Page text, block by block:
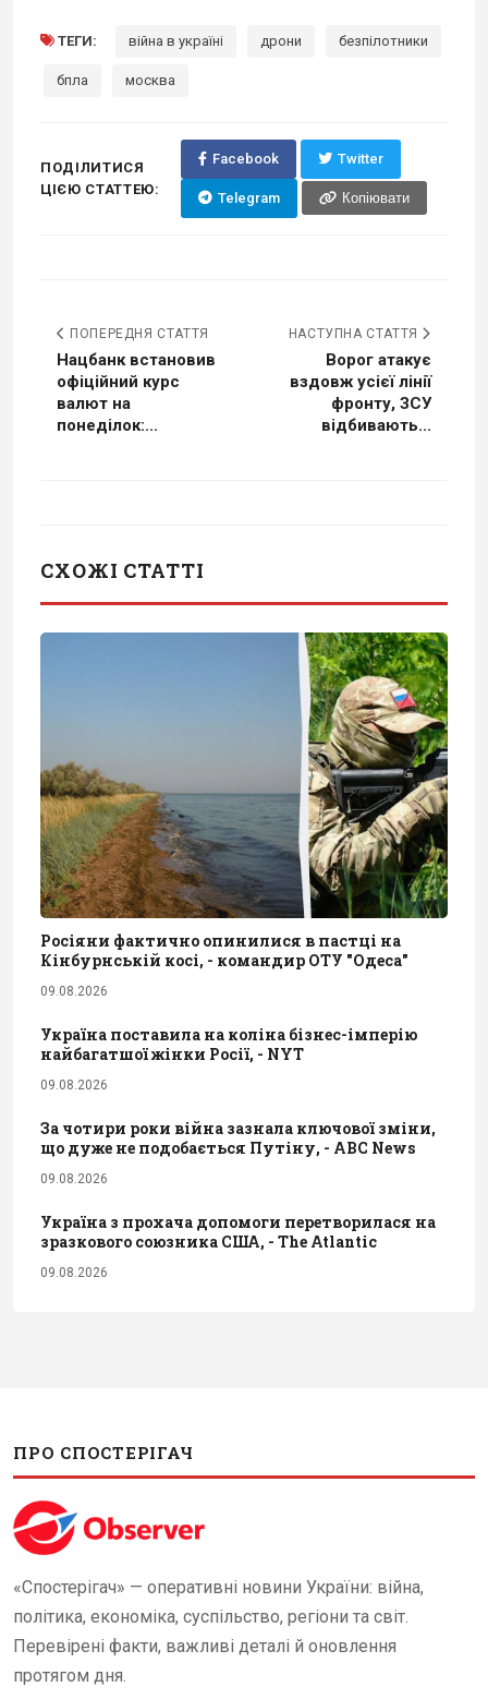
ТЕГИ: війна в україні дрони безпілотники
бпла москва
ПОДІЛИТИСЯ
ЦІЄЮ СТАТТЕЮ:
Facebook Twitter
Telegram Копіювати
ПОПЕРЕДНЯ СТАТТЯ
Нацбанк встановив
офіційний курс
валют на
понеділок:...
НАСТУПНА СТАТТЯ
Ворог атакує
вздовж усієї лінії
фронту, ЗСУ
відбивають...
СХОЖІ СТАТТІ
Росіяни фактично опинилися в пастці на
Кінбурнській косі, - командир ОТУ "Одеса"
09.08.2026
Україна поставила на коліна бізнес-імперію
найбагатшої жінки Росії, - NYT
09.08.2026
За чотири роки війна зазнала ключової зміни,
що дуже не подобається Путіну, - ABC News
09.08.2026
Україна з прохача допомоги перетворилася на
зразкового союзника США, - The Atlantic
09.08.2026
ПРО СПОСТЕРІГАЧ
«Спостерігач» — оперативні новини України: війна,
політика, економіка, суспільство, регіони та світ.
Перевірені факти, важливі деталі й оновлення
протягом дня.